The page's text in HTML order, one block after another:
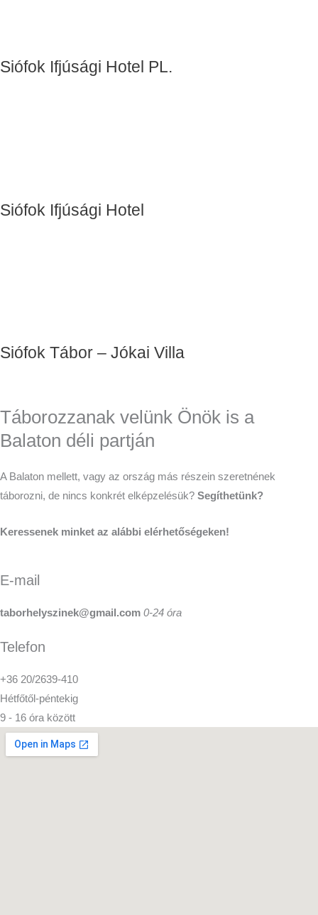
Siófok Ifjúsági Hotel PL.
Siófok Ifjúsági Hotel
Siófok Tábor – Jókai Villa
Táborozzanak velünk Önök is a
Balaton déli partján
A Balaton mellett, vagy az ország más részein szeretnének
táborozni, de nincs konkrét elképzelésük? Segíthetünk?
Keressenek minket az alábbi elérhetőségeken!
E-mail
taborhelyszinek@gmail.com 0-24 óra
Telefon
+36 20/2639-410
Hétfőtől-péntekig
9 - 16 óra között